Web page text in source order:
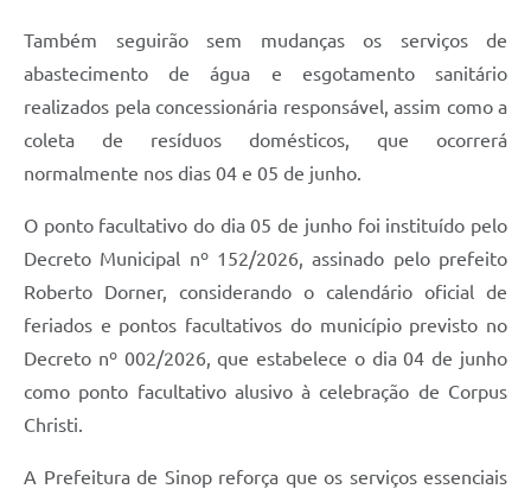
Também seguirão sem mudanças os serviços de
abastecimento de água e esgotamento sanitário
realizados pela concessionária responsável, assim como a
coleta de resíduos domésticos, que ocorrerá
normalmente nos dias 04 e 05 de junho.
O ponto facultativo do dia 05 de junho foi instituído pelo
Decreto Municipal nº 152/2026, assinado pelo prefeito
Roberto Dorner, considerando o calendário oficial de
feriados e pontos facultativos do município previsto no
Decreto nº 002/2026, que estabelece o dia 04 de junho
como ponto facultativo alusivo à celebração de Corpus
Christi.
A Prefeitura de Sinop reforça que os serviços essenciais